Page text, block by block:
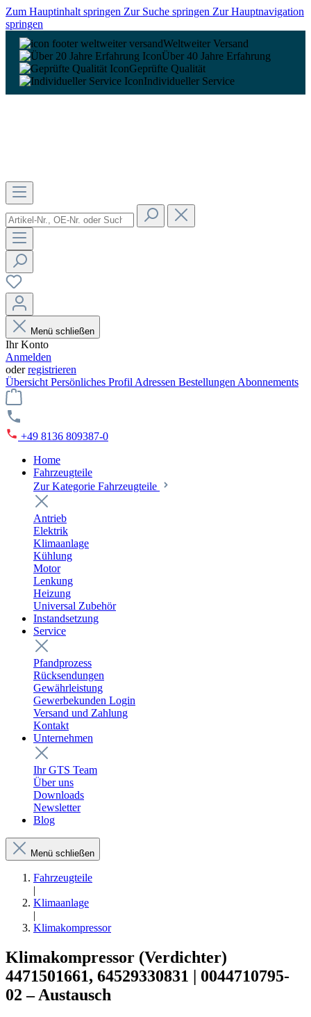
Zum Hauptinhalt springen Zur Suche springen Zur Hauptnavigation
springen
Weltweiter Versand
Über 40 Jahre Erfahrung
Geprüfte Qualität
Individueller Service
Menü schließen
Ihr Konto
Anmelden
oderregistrieren
Übersicht Persönliches Profil Adressen Bestellungen Abonnements
+49 8136 809387-0
Home
Fahrzeugteile
Zur Kategorie Fahrzeugteile
Antrieb
Elektrik
Klimaanlage
Kühlung
Motor
Lenkung
Heizung
Universal Zubehör
Instandsetzung
Service
Pfandprozess
Rücksendungen
Gewährleistung
Gewerbekunden Login
Versand und Zahlung
Kontakt
Unternehmen
Ihr GTS Team
Über uns
Downloads
Newsletter
Blog
Menü schließen
Fahrzeugteile
|
Klimaanlage
|
Klimakompressor
Klimakompressor (Verdichter)
4471501661, 64529330831 | 0044710795-
02 – Austausch